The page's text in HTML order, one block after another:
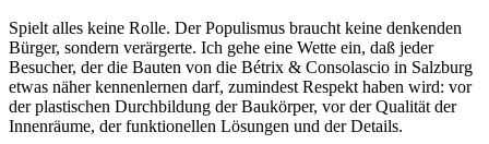
Spielt alles keine Rolle. Der Populismus braucht keine denkenden
Bürger, sondern verärgerte. Ich gehe eine Wette ein, daß jeder
Besucher, der die Bauten von die Bétrix & Consolascio in Salzburg
etwas näher kennenlernen darf, zumindest Respekt haben wird: vor
der plastischen Durchbildung der Baukörper, vor der Qualität der
Innenräume, der funktionellen Lösungen und der Details.